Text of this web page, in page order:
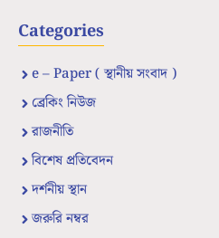
Categories
e – Paper ( স্থানীয় সংবাদ )
ব্রেকিং নিউজ
রাজনীতি
বিশেষ প্রতিবেদন
দর্শনীয় স্থান
জরুরি নম্বর